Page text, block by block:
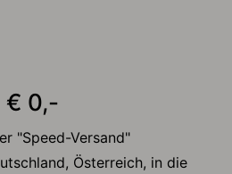
€ 0,-
"Speed-Versand"
Österreich, in die